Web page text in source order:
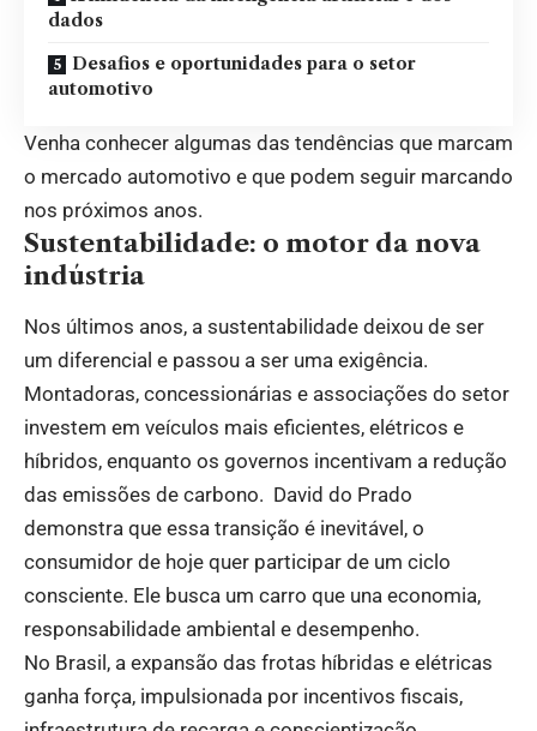
dados
Desafios e oportunidades para o setor
automotivo
Venha conhecer algumas das tendências que marcam
o mercado automotivo e que podem seguir marcando
nos próximos anos.
Sustentabilidade: o motor da nova
indústria
Nos últimos anos, a sustentabilidade deixou de ser
um diferencial e passou a ser uma exigência.
Montadoras, concessionárias e associações do setor
investem em veículos mais eficientes, elétricos e
híbridos, enquanto os governos incentivam a redução
das emissões de carbono. David do Prado
demonstra que essa transição é inevitável, o
consumidor de hoje quer participar de um ciclo
consciente. Ele busca um carro que una economia,
responsabilidade ambiental e desempenho.
No Brasil, a expansão das frotas híbridas e elétricas
ganha força, impulsionada por incentivos fiscais,